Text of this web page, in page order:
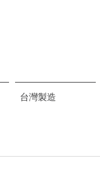
台灣製造